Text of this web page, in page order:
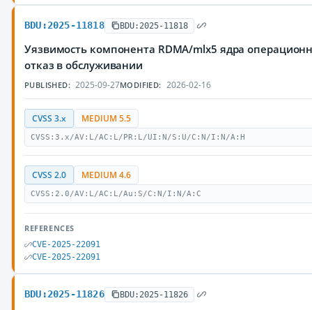
BDU:2025-11818 BDU:2025-11818
Уязвимость компонента RDMA/mlx5 ядра
отказ в обслуживании
PUBLISHED: 2025-09-27MODIFIED: 2026-02-16
CVSS 3.x MEDIUM 5.5
CVSS:3.x/AV:L/AC:L/PR:L/UI:N/S:U/C:N/I:N/A:H
CVSS 2.0 MEDIUM 4.6
CVSS:2.0/AV:L/AC:L/Au:S/C:N/I:N/A:C
REFERENCES
CVE-2025-22091
CVE-2025-22091
BDU:2025-11826 BDU:2025-11826